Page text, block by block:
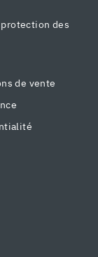
des
de vente